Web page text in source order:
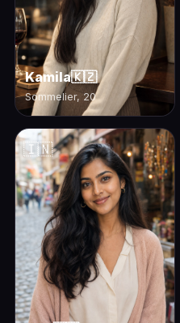
Kamila🇰🇿
Sommelier, 20
🇮🇳